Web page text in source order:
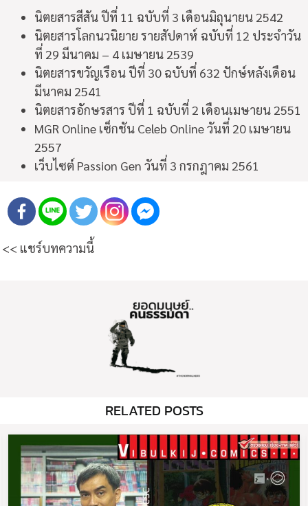
นิตยสารสีสัน ปีที่ 11 ฉบับที่ 3 เดือนมิถุนายน 2542
นิตยสารโลกนวนิยาย รายสัปดาห์ ฉบับที่ 12 ประจำวัน
ที่ 29 มีนาคม – 4 เมษายน 2539
นิตยสารขวัญเรือน ปีที่ 30 ฉบับที่ 632 ปักษ์หลังเดือน
มีนาคม 2541
นิตยสารอักษรสาร ปีที่ 1 ฉบับที่ 2 เดือนเมษายน 2551
MGR Online เซ็กชัน Celeb Online วันที่ 20 เมษายน
2557
เว็บไซต์ Passion Gen วันที่ 3 กรกฎาคม 2561
<< แชร์บทความนี้
RELATED POSTS